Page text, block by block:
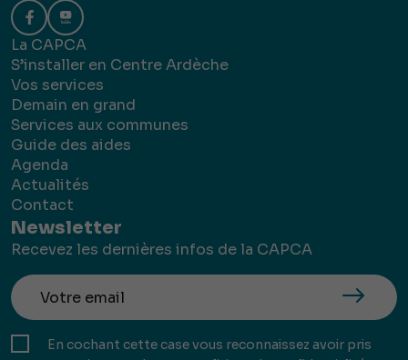
La CAPCA
S’installer en Centre Ardèche
Vos services
Demain en grand
Services aux communes
Guide des aides
Agenda
Actualités
Contact
Newsletter
Recevez les dernières infos de la CAPCA
En cochant cette case vous reconnaissez avoir pris